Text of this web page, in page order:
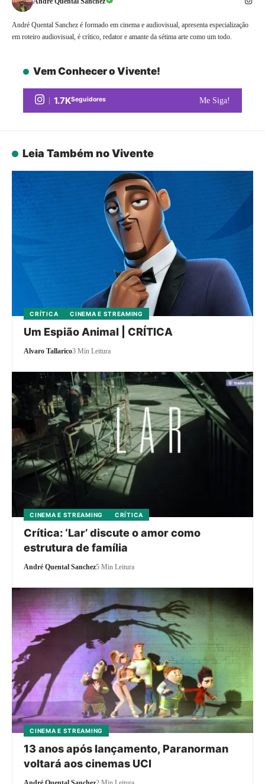
André Quental Sanchez é formado em cinema e audiovisual, apresenta especialização
em roteiro audiovisual, é crítico, redator e amante da sétima arte como um todo.
Vem Conhecer o Vivente!
1.7KSeguidores Me Siga!
Leia Também no Vivente
CRÍTICA CINEMA E STREAMING
Um Espião Animal | CRÍTICA
Alvaro Tallarico3 Min Leitura
CINEMA E STREAMING CRÍTICA
Crítica: ‘Lar’ discute o amor como
estrutura de família
André Quental Sanchez5 Min Leitura
CINEMA E STREAMING
13 anos após lançamento, Paranorman
voltará aos cinemas UCI